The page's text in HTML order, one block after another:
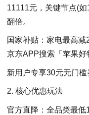
11111元，关键节点(
翻倍。
国家补贴：家电最高
京东APP搜索「苹果好
新用户专享30元无门槛
2. 核心优惠玩法
官方直降：全品类最低